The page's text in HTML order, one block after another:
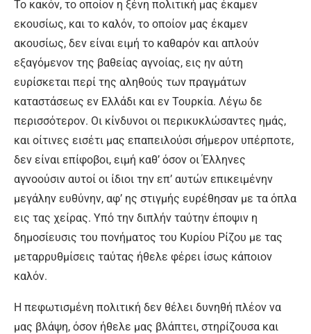
Το κακόν, το οποίον η ξένη πολιτική μας έκαμεν
εκουσίως, και το καλόν, το οποίον μας έκαμεν
ακουσίως, δεν είναι ειμή το καθαρόν και απλούν
εξαγόμενον της βαθείας αγνοίας, εις ην αύτη
ευρίσκεται περί της αληθούς των πραγμάτων
καταστάσεως εν Ελλάδι και εν Τουρκία. Λέγω δε
περισσότερον. Οι κίνδυνοι οι περικυκλώσαντες ημάς,
και οίτινες εισέτι μας επαπειλούσι σήμερον υπέρποτε,
δεν είναι επίφοβοι, ειμή καθ’ όσον οι Έλληνες
αγνοούσιν αυτοί οι ίδιοι την επ’ αυτών επικειμένην
μεγάλην ευθύνην, αφ’ ης στιγμής ευρέθησαν με τα όπλα
εις τας χείρας. Υπό την διπλήν ταύτην έποψιν η
δημοσίευσις του πονήματος του Κυρίου Ρίζου με τας
μεταρρυθμίσεις ταύτας ήθελε φέρει ίσως κάποιον
καλόν.
Η πεφωτισμένη πολιτική δεν θέλει δυνηθή πλέον να
μας βλάψη, όσον ήθελε μας βλάπτει, στηρίζουσα και